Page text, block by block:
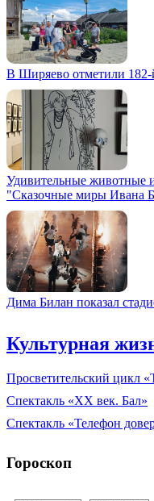
В Ширяево отметили
Удивительные животные
"Сказочные миры Ивана
Дима Билан показал
Культурная
Просветительский цикл
Спектакль «XX век. Бал»
Спектакль «Телефон
Гороскоп